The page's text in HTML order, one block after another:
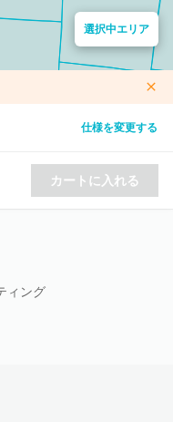
選択中エリア
仕様を変更する
カートに入れる
ィング